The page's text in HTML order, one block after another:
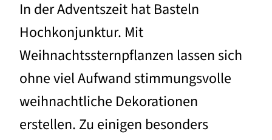
In der Adventszeit hat Basteln
Hochkonjunktur. Mit
Weihnachtssternpflanzen lassen sich
ohne viel Aufwand stimmungsvolle
weihnachtliche Dekorationen
erstellen. Zu einigen besonders